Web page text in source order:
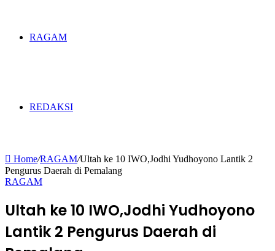
RAGAM
REDAKSI
Home/RAGAM/Ultah ke 10 IWO,Jodhi Yudhoyono Lantik 2
Pengurus Daerah di Pemalang
RAGAM
Ultah ke 10 IWO,Jodhi Yudhoyono
Lantik 2 Pengurus Daerah di